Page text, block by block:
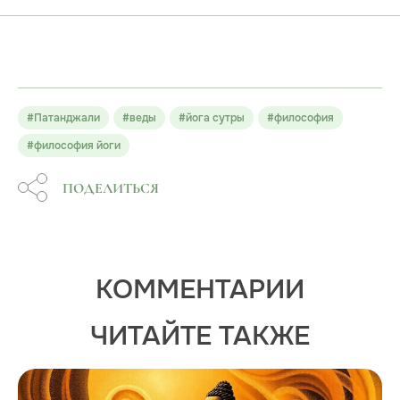
#Патанджали #веды #йога сутры
#философия
#философия йоги
ПОДЕЛИТЬСЯ
КОММЕНТАРИИ
ЧИТАЙТЕ ТАКЖЕ